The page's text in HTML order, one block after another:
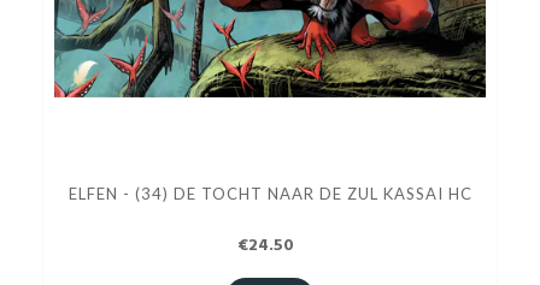
ELFEN - (34) DE TOCHT NAAR DE ZUL KASSAI HC
€24.50